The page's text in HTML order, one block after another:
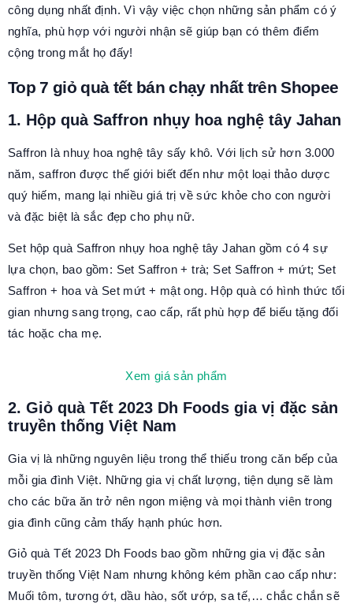
công dụng nhất định. Vì vậy việc chọn những sản phẩm có ý
nghĩa, phù hợp với người nhận sẽ giúp bạn có thêm điểm
cộng trong mắt họ đấy!
Top 7 giỏ quà tết bán chạy nhất trên Shopee
1. Hộp quà Saffron nhụy hoa nghệ tây Jahan
Saffron là nhuỵ hoa nghệ tây sấy khô. Với lịch sử hơn 3.000
năm, saffron được thế giới biết đến như một loại thảo dược
quý hiếm, mang lại nhiều giá trị về sức khỏe cho con người
và đặc biệt là sắc đẹp cho phụ nữ.
Set hộp quà Saffron nhụy hoa nghệ tây Jahan gồm có 4 sự
lựa chọn, bao gồm: Set Saffron + trà; Set Saffron + mứt; Set
Saffron + hoa và Set mứt + mật ong. Hộp quà có hình thức tối
gian nhưng sang trọng, cao cấp, rất phù hợp để biếu tặng đối
tác hoặc cha mẹ.
Xem giá sản phẩm
2. Giỏ quà Tết 2023 Dh Foods gia vị đặc sản
truyền thống Việt Nam
Gia vị là những nguyên liệu trong thể thiếu trong căn bếp của
mỗi gia đình Việt. Những gia vị chất lượng, tiện dụng sẽ làm
cho các bữa ăn trở nên ngon miệng và mọi thành viên trong
gia đình cũng cảm thấy hạnh phúc hơn.
Giỏ quà Tết 2023 Dh Foods bao gồm những gia vị đặc sản
truyền thống Việt Nam nhưng không kém phần cao cấp như:
Muối tôm, tương ớt, dầu hào, sốt ướp, sa tế,… chắc chắn sẽ